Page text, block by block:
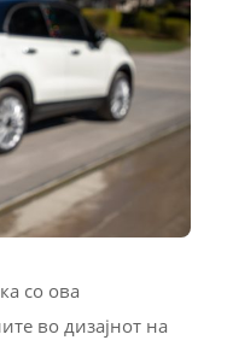
со ова
во дизајнот на